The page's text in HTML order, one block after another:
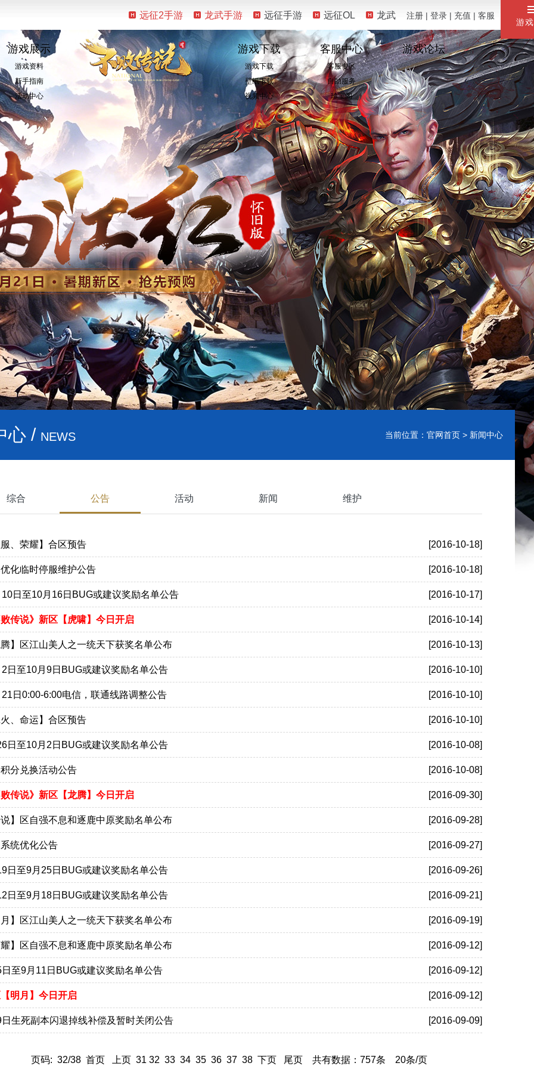
游
远征2手游 龙武手游 远征手游 远征OL 龙武 注册 | 登录 | 充值 | 客服
游戏展示
游戏资料
新手指南
活动中心
游戏下载
游戏下载
壁纸下载
视频中心
客服中心
客服专区
自助服务
珍宝阁
游戏论坛
心 / NEWS 当前位置： 官网首页 > 新闻中心
综合 公告 活动 新闻 维护
[2016-10-18]
、荣耀】合区预告
[2016-10-18]
化临时停服维护公告
[2016-10-17]
日至10月16日BUG或建议奖励名单公告
[2016-10-14]
传说》新区【虎啸】今日开启
[2016-10-13]
】区江山美人之一统天下获奖名单公布
[2016-10-10]
日至10月9日BUG或建议奖励名单公告
[2016-10-10]
日0:00-6:00电信，联通线路调整公告
[2016-10-10]
、命运】合区预告
[2016-10-08]
日至10月2日BUG或建议奖励名单公告
[2016-10-08]
分兑换活动公告
[2016-09-30]
传说》新区【龙腾】今日开启
[2016-09-28]
】区自强不息和逐鹿中原奖励名单公布
[2016-09-27]
统优化公告
[2016-09-26]
日至9月25日BUG或建议奖励名单公告
[2016-09-21]
日至9月18日BUG或建议奖励名单公告
[2016-09-19]
】区江山美人之一统天下获奖名单公布
[2016-09-12]
】区自强不息和逐鹿中原奖励名单公布
[2016-09-12]
至9月11日BUG或建议奖励名单公告
[2016-09-12]
明月】今日开启
[2016-09-09]
生死副本闪退掉线补偿及暂时关闭公告
页码: 32/38 首页 上页 31 32 33 34 35 36 37 38 下页 尾页共有数据：757条 20条/页